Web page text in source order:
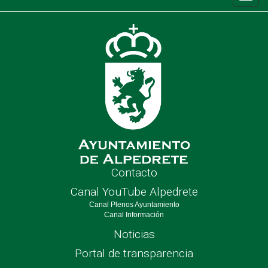
de
Contacto
Canal YouTube Alpedrete
Canal Plenos Ayuntamiento
Canal Información
Noticias
Portal de transparencia